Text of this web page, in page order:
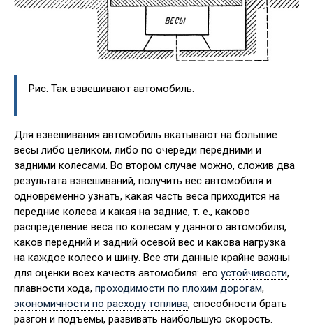
Рис. Так взвешивают автомобиль.
Для взвешивания автомобиль вкатывают на большие
весы либо целиком, либо по очереди передними и
задними колесами. Во втором случае можно, сложив два
результата взвешиваний, получить вес автомобиля и
одновременно узнать, какая часть веса приходится на
передние колеса и какая на задние, т. е., каково
распределение веса по колесам у данного автомобиля,
каков передний и задний осевой вес и какова нагрузка
на каждое колесо и шину. Все эти данные крайне важны
для оценки всех качеств автомобиля: его устойчивости,
плавности хода, проходимости по плохим дорогам,
экономичности по расходу топлива, способности брать
разгон и подъемы, развивать наибольшую скорость.